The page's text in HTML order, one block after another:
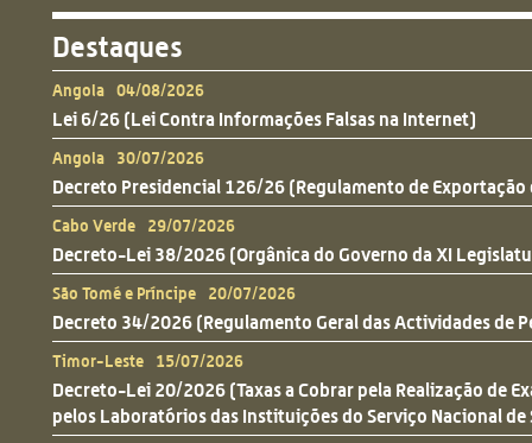
Destaques
Angola 04/08/2026
Lei 6/26 (Lei Contra Informações Falsas na Internet)
Angola 30/07/2026
Decreto Presidencial 126/26 (Regulamento de Exportação
Cabo Verde 29/07/2026
Decreto-Lei 38/2026 (Orgânica do Governo da XI
São Tomé e Príncipe 20/07/2026
Decreto 34/2026 (Regulamento Geral das Actividades de
Timor-Leste 15/07/2026
Decreto-Lei 20/2026 (Taxas a Cobrar pela Realização de
pelos Laboratórios das Instituições do Serviço Nacional de